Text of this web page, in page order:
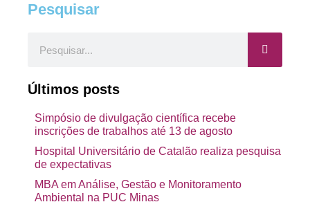
Pesquisar
Últimos posts
Simpósio de divulgação científica recebe
inscrições de trabalhos até 13 de agosto
Hospital Universitário de Catalão realiza pesquisa
de expectativas
MBA em Análise, Gestão e Monitoramento
Ambiental na PUC Minas